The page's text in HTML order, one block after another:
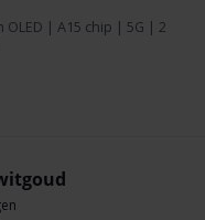
OLED | A15 chip | 5G | 2